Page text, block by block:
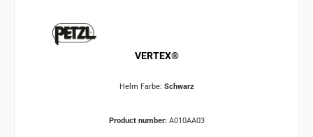
VERTEX®
Helm Farbe: Schwarz
Product number: A010AA03